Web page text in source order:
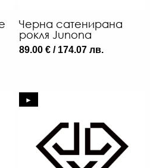
Черна сатенирана
рокля Junona
89.00 € / 174.07 лв.
►